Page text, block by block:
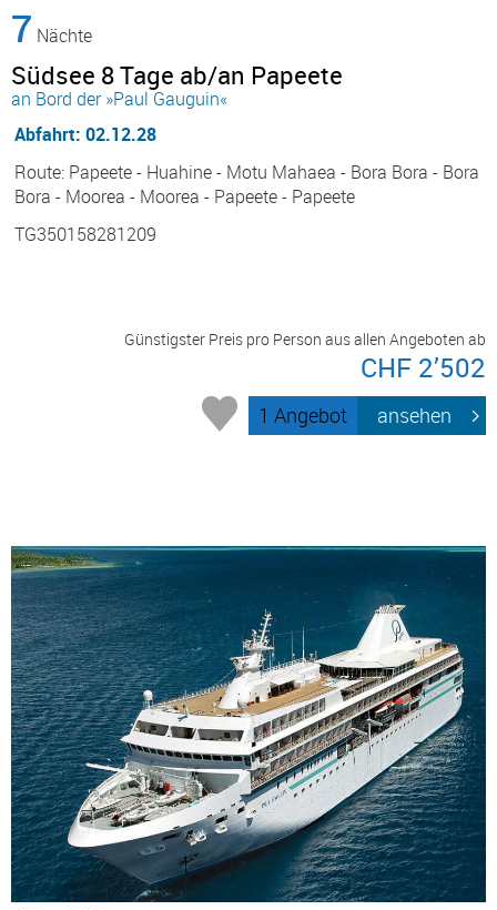
7 Nächte
Südsee 8 Tage ab/an Papeete
an Bord der »Paul Gauguin«
Abfahrt: 02.12.28
Route: Papeete - Huahine - Motu Mahaea - Bora Bora - Bora
Bora - Moorea - Moorea - Papeete - Papeete
TG350158281209
Günstigster Preis pro Person aus allen Angeboten ab
CHF 2’502
1 Angebot ansehen